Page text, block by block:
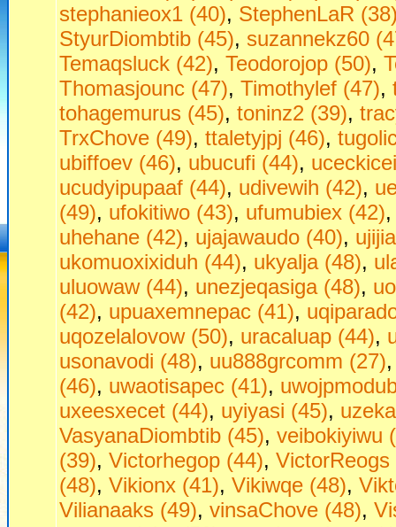
stephanieox1 (40), StephenLaR
StyurDiombtib (45), suzannekz60
Temaqsluck (42), Teodorojop (50),
Thomasjounc (47), Timothylef (47),
tohagemurus (45), toninz2 (39),
TrxChove (49), ttaletyjpj (46),
ubiffoev (46), ubucufi (44),
ucudyipupaaf (44), udivewih (42),
(49), ufokitiwo (43), ufumubiex (42)
uhehane (42), ujajawaudo (40),
ukomuoxixiduh (44), ukyalja (48),
uluowaw (44), unezjeqasiga (48),
(42), upuaxemnepac (41),
uqozelalovow (50), uracaluap (44),
usonavodi (48), uu888grcomm (27)
(46), uwaotisapec (41),
uxeesxecet (44), uyiyasi (45),
VasyanaDiombtib (45), veibokiyiwu
(39), Victorhegop (44), VictorReogs
(48), Vikionx (41), Vikiwqe (48),
Vilianaaks (49), vinsaChove (48),